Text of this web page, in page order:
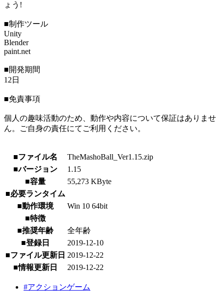
ょう!
■制作ツール
Unity
Blender
paint.net
■開発期間
12日
■免責事項
個人の趣味活動のため、動作や内容について保証はありませ
ん。ご自身の責任にてご利用ください。
■ファイル名
TheMashoBall_Ver1.15.zip
■バージョン
1.15
■容量
55,273 KByte
■必要ランタイム
■動作環境
Win 10 64bit
■特徴
■推奨年齢
全年齢
■登録日
2019-12-10
■ファイル更新日 2019-12-22
■情報更新日
2019-12-22
#アクションゲーム